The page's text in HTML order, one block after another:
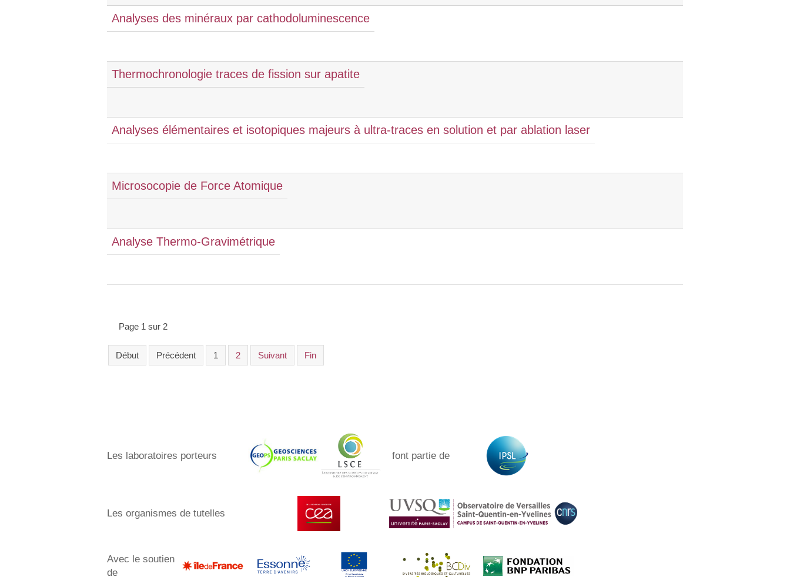
Analyses des minéraux par cathodoluminescence
Thermochronologie traces de fission sur apatite
Analyses élémentaires et isotopiques majeurs à ultra-traces en solution et par ablation laser
Microsocopie de Force Atomique
Analyse Thermo-Gravimétrique
Page 1 sur 2
Début Précédent 1 2 Suivant Fin
Les laboratoires porteurs​ font partie de
Les organismes de tutelles
Avec le soutien
de